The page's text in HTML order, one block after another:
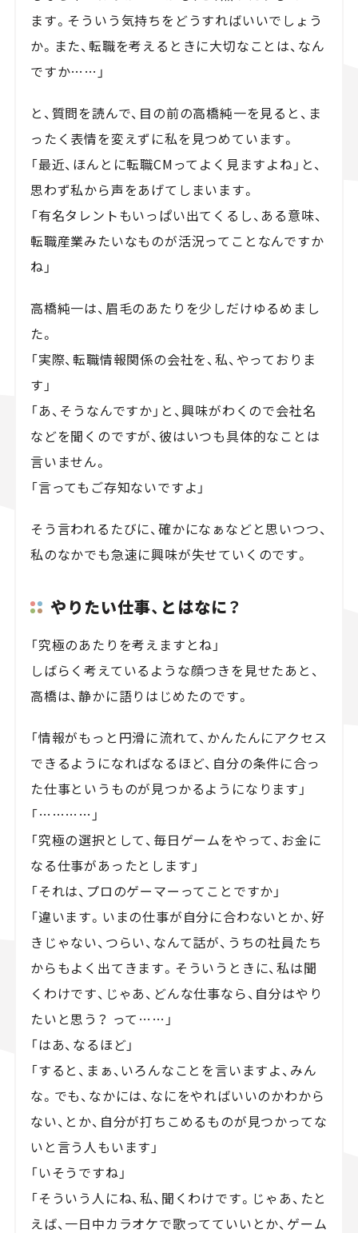
ます。そういう気持ちをどうすればいいでしょう
か。また、転職を考えるときに大切なことは、なん
ですか……」
と、質問を読んで、目の前の高橋純一を見ると、ま
ったく表情を変えずに私を見つめています。
「最近、ほんとに転職CMってよく見ますよね」と、
思わず私から声をあげてしまいます。
「有名タレントもいっぱい出てくるし、ある意味、
転職産業みたいなものが活況ってことなんですか
ね」
高橋純一は、眉毛のあたりを少しだけゆるめまし
た。
「実際、転職情報関係の会社を、私、やっておりま
す」
「あ、そうなんですか」と、興味がわくので会社名
などを聞くのですが、彼はいつも具体的なことは
言いません。
「言ってもご存知ないですよ」
そう言われるたびに、確かになぁなどと思いつつ、
私のなかでも急速に興味が失せていくのです。
やりたい仕事、とはなに？
「究極のあたりを考えますとね」
しばらく考えているような顔つきを見せたあと、
高橋は、静かに語りはじめたのです。
「情報がもっと円滑に流れて、かんたんにアクセス
できるようになればなるほど、自分の条件に合っ
た仕事というものが見つかるようになります」
「…………」
「究極の選択として、毎日ゲームをやって、お金に
なる仕事があったとします」
「それは、プロのゲーマーってことですか」
「違います。いまの仕事が自分に合わないとか、好
きじゃない、つらい、なんて話が、うちの社員たち
からもよく出てきます。そういうときに、私は聞
くわけです、じゃあ、どんな仕事なら、自分はやり
たいと思う？ って……」
「はあ、なるほど」
「すると、まぁ、いろんなことを言いますよ、みん
な。でも、なかには、なにをやればいいのかわから
ない、とか、自分が打ちこめるものが見つかってな
いと言う人もいます」
「いそうですね」
「そういう人にね、私、聞くわけです。じゃあ、たと
えば、一日中カラオケで歌ってていいとか、ゲーム